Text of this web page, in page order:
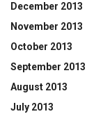
December 2013
November 2013
October 2013
September 2013
August 2013
July 2013